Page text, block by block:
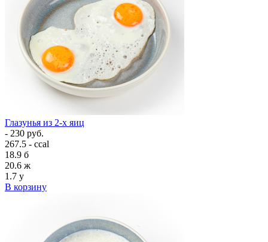
Глазунья из 2-х яиц
- 230 руб.
267.5 - ccal
18.9 б
20.6 ж
1.7 у
В корзину